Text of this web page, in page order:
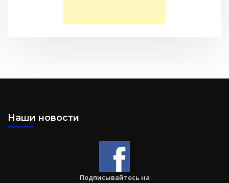
Большая потеря или большое приобретение?
Наши новости
Подписывайтесь на